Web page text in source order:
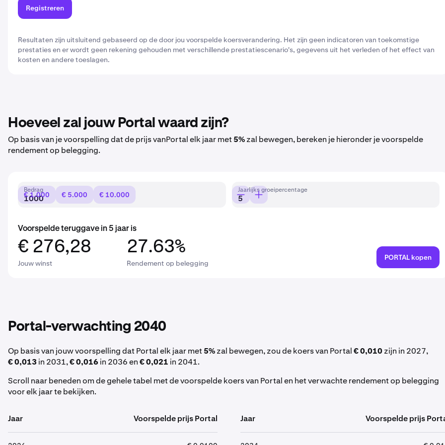
Registreren
Resultaten zijn uitsluitend gebaseerd op de door jou voorspelde koersverandering. Het zijn geen indicatoren van toekomstige
prestaties en er wordt geen rekening gehouden met verschillende prestatiescenario's, gegevens uit het verleden of het effect van
kosten en andere toeslagen.
Hoeveel zal jouw Portal waard zijn?
Op basis van je voorspelling dat de prijs vanPortal elk jaar met5%zal bewegen, bereken je hieronder je voorspelde
rendement op belegging.
Bedrag
€ 1.000 € 5.000 € 10.000
Jaarlijks groeipercentage
Voorspelde teruggave in 5 jaar is
€ 276,28
Jouw winst
27.63%
Rendement op belegging
PORTAL kopen
Portal-verwachting 2040
Op basis van jouw voorspelling dat Portal elk jaar met5%zal bewegen, zou de koers van Portal€ 0,010zijn in 2027,
€ 0,013in 2031,€ 0,016in 2036 en€ 0,021 in 2041.
Scroll naar beneden om de gehele tabel met de voorspelde koers van Portal en het verwachte rendement op belegging
voor elk jaar te bekijken.
Jaar Voorspelde prijs Portal Jaar Voorspelde prijs